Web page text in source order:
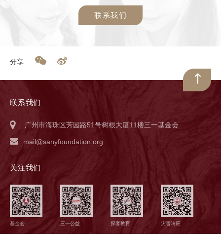
联系我们
分享
联系我们
广州市海珠区芳园路51号树根大厦11楼三一基金会
mail@sanyfoundation.org
关注我们
基金会 三一公益 探客教育 灾害响应